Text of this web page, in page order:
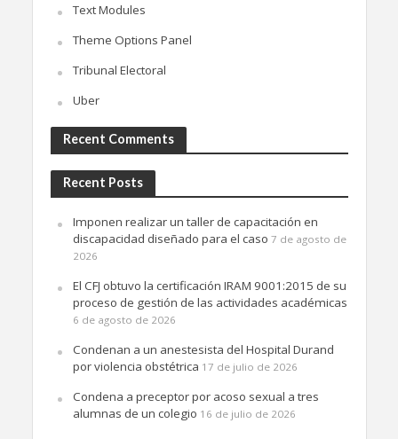
Text Modules
Theme Options Panel
Tribunal Electoral
Uber
Recent Comments
Recent Posts
Imponen realizar un taller de capacitación en
discapacidad diseñado para el caso 7 de agosto de
2026
El CFJ obtuvo la certificación IRAM 9001:2015 de su
proceso de gestión de las actividades académicas
6 de agosto de 2026
Condenan a un anestesista del Hospital Durand
por violencia obstétrica 17 de julio de 2026
Condena a preceptor por acoso sexual a tres
alumnas de un colegio 16 de julio de 2026